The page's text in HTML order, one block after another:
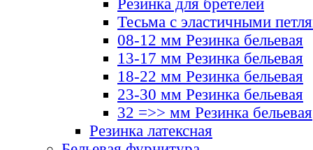
Резинка для бретелей
Тесьма с эластичными
08-12 мм Резинка бельевая
13-17 мм Резинка бельевая
18-22 мм Резинка бельевая
23-30 мм Резинка бельевая
32 =>> мм Резинка бельевая
Резинка латексная